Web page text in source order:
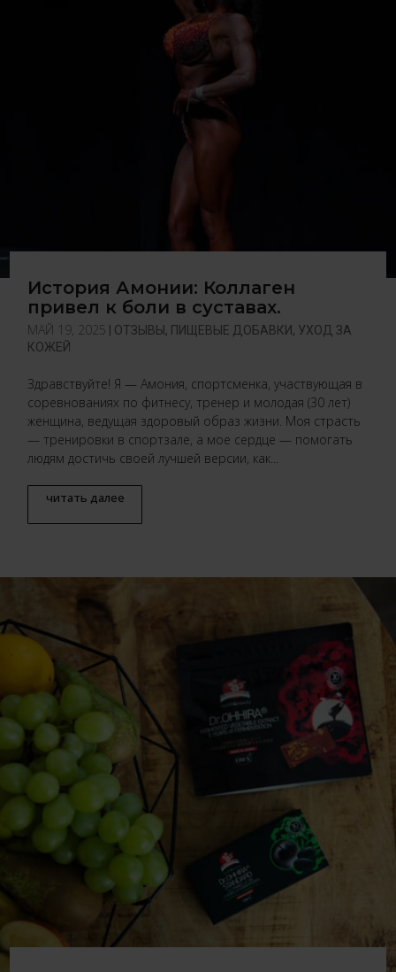
История Амонии: Коллаген
привел к боли в суставах.
МАЙ 19, 2025 ОТЗЫВЫ , ПИЩЕВЫЕ ДОБАВКИ, УХОД ЗА
КОЖЕЙ
Здравствуйте! Я — Амония, спортсменка, участвующая в
соревнованиях по фитнесу, тренер и молодая (30 лет)
женщина, ведущая здоровый образ жизни. Моя страсть
— тренировки в спортзале, а мое сердце — помогать
людям достичь своей лучшей версии, как...
читать далее